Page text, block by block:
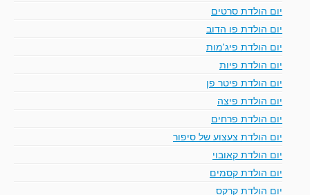
יום הולדת סרטים
יום הולדת פו הדוב
יום הולדת פיג'מות
יום הולדת פיות
יום הולדת פיטר פן
יום הולדת פיצה
יום הולדת פרחים
יום הולדת צעצוע של סיפור
יום הולדת קאובוי
יום הולדת קסמים
יום הולדת קרקס